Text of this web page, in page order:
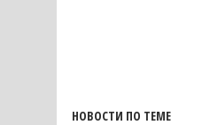
НОВОСТИ ПО ТЕМЕ